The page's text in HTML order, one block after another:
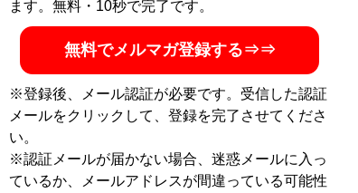
ます。無料・10秒で完了です。
無料でメルマガ登録する⇒⇒
※登録後、メール認証が必要です。受信した認証
メールをクリックして、登録を完了させてくださ
い。
※認証メールが届かない場合、迷惑メールに入っ
ているか、メールアドレスが間違っている可能性